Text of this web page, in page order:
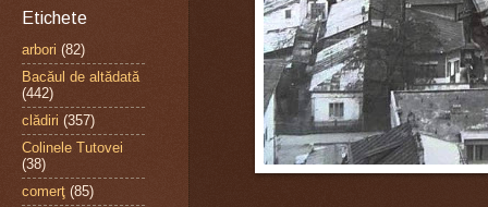
Etichete
arbori (82)
Bacăul de altădată
(442)
clădiri (357)
Colinele Tutovei
(38)
comerţ (85)